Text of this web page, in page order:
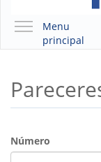
Menu
principal
QUEM
O QUE
Número